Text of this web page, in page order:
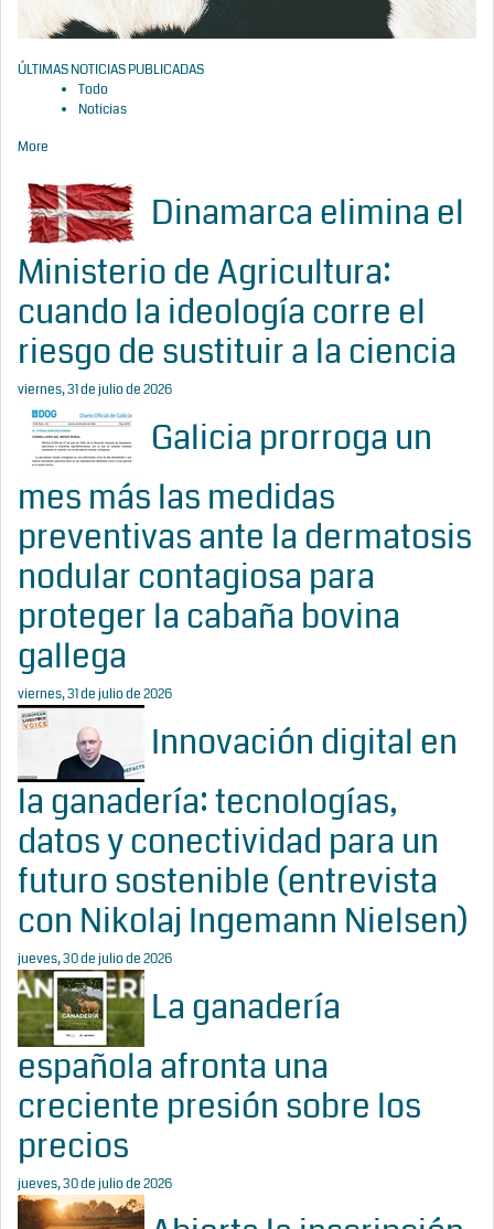
ÚLTIMAS NOTICIAS PUBLICADAS
Todo
Noticias
More
Dinamarca elimina el
Ministerio de Agricultura:
cuando la ideología corre el
riesgo de sustituir a la ciencia
viernes, 31 de julio de 2026
Galicia prorroga un
mes más las medidas
preventivas ante la dermatosis
nodular contagiosa para
proteger la cabaña bovina
gallega
viernes, 31 de julio de 2026
Innovación digital en
la ganadería: tecnologías,
datos y conectividad para un
futuro sostenible (entrevista
con Nikolaj Ingemann Nielsen)
jueves, 30 de julio de 2026
La ganadería
española afronta una
creciente presión sobre los
precios
jueves, 30 de julio de 2026